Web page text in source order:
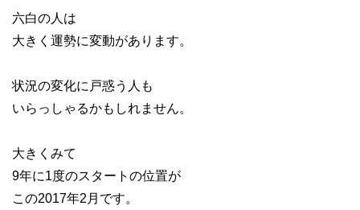
六白の人は
大きく運勢に変動があります。
状況の変化に戸惑う人も
いらっしゃるかもしれません。
大きくみて
9年に1度のスタートの位置が
この2017年2月です。